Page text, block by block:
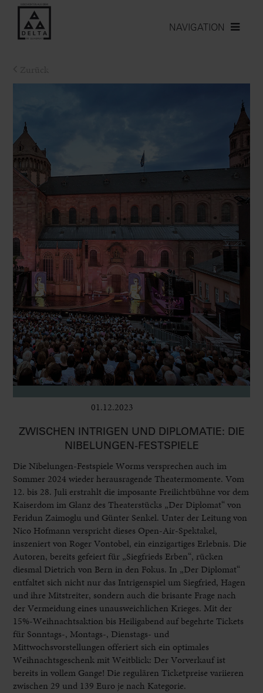
NAVIGATION
01.12.2023
ZWISCHEN INTRIGEN UND DIPLOMATIE: DIE
NIBELUNGEN-FESTSPIELE
Die Nibelungen-Festspiele Worms versprechen auch im
Sommer 2024 wieder herausragende Theatermomente. Vom
12. bis 28. Juli erstrahlt die imposante Freilichtbühne vor dem
Kaiserdom im Glanz des Theaterstücks „Der Diplomat“ von
Feridun Zaimoglu und Günter Senkel. Unter der Leitung von
Nico Hofmann verspricht dieses Open-Air-Spektakel,
inszeniert von Roger Vontobel, ein einzigartiges Erlebnis. Die
Autoren, bereits gefeiert für „Siegfrieds Erben“, rücken
diesmal Dietrich von Bern in den Fokus. In „Der Diplomat“
entfaltet sich nicht nur das Intrigenspiel um Siegfried, Hagen
und ihre Mitstreiter, sondern auch die brisante Frage nach
der Vermeidung eines unausweichlichen Krieges. Mit der
15%-Weihnachtsaktion bis Heiligabend auf begehrte Tickets
für Sonntags-, Montags-, Dienstags- und
Mittwochsvorstellungen offeriert sich ein optimales
Weihnachtsgeschenk mit Weitblick: Der Vorverkauf ist
bereits in vollem Gange! Die regulären Ticketpreise variieren
zwischen 29 und 139 Euro je nach Kategorie.